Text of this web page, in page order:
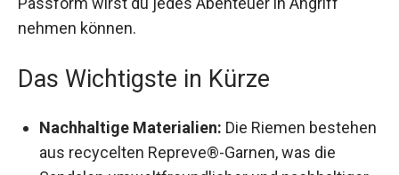
nehmen können.
Das Wichtigste in Kürze
bestehen aus recycelten Repreve®-Garnen,
was die Sandalen umweltfreundlicher und